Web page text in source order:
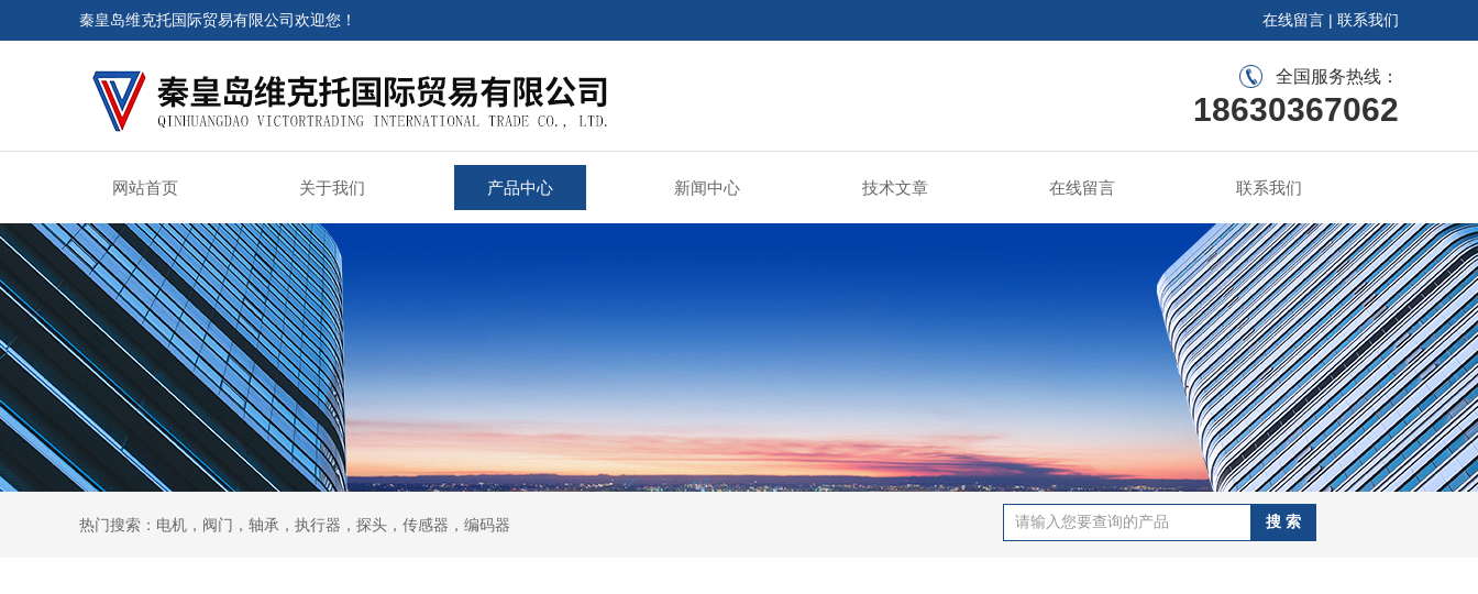
秦皇岛维克托国际贸易有限公司欢迎您！ 在线留言 | 联系我们
全国服务热线：
18630367062
网站首页 关于我们 产品中心 新闻中心 技术文章 在线留言 联系我们
热门搜索：电机，阀门，轴承，执行器，探头，传感器，编码器